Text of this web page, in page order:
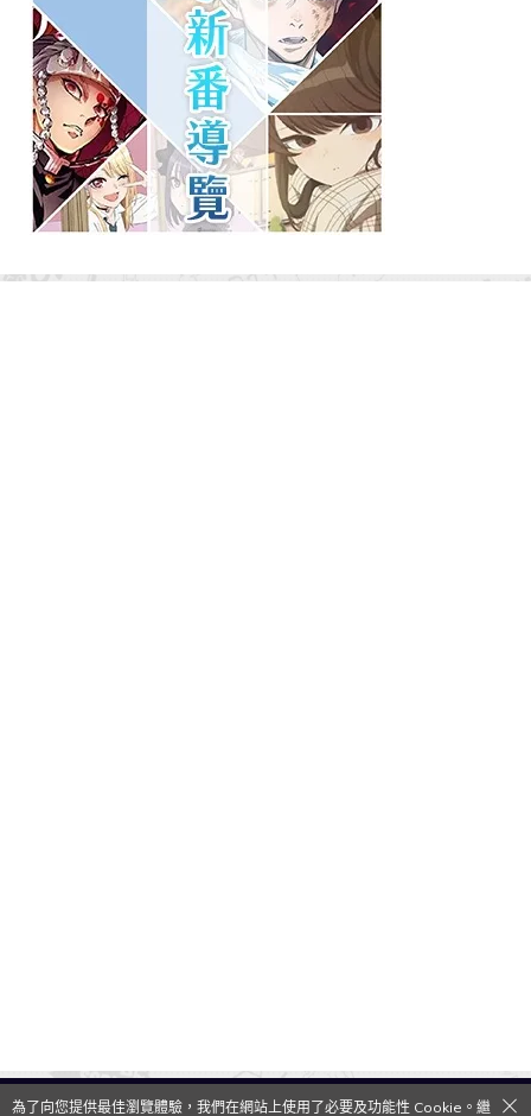
為了向您提供最佳瀏覽體驗，我們在網站上使用了必要及功能性 Cookie。繼